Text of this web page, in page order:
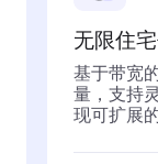
无限住
基于带宽
量，支持
现可扩展